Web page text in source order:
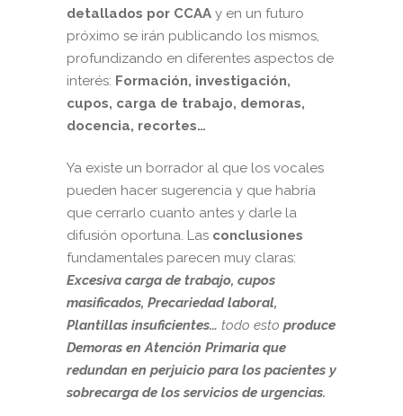
detallados por CCAA y en un futuro
próximo se irán publicando los mismos,
profundizando en diferentes aspectos de
interés: Formación, investigación,
cupos, carga de trabajo, demoras,
docencia, recortes…
Ya existe un borrador al que los vocales
pueden hacer sugerencia y que habría
que cerrarlo cuanto antes y darle la
difusión oportuna. Las conclusiones
fundamentales parecen muy claras:
Excesiva carga de trabajo, cupos
masificados, Precariedad laboral,
Plantillas insuficientes… todo esto produce
Demoras en Atención Primaria que
redundan en perjuicio para los pacientes y
sobrecarga de los servicios de urgencias.